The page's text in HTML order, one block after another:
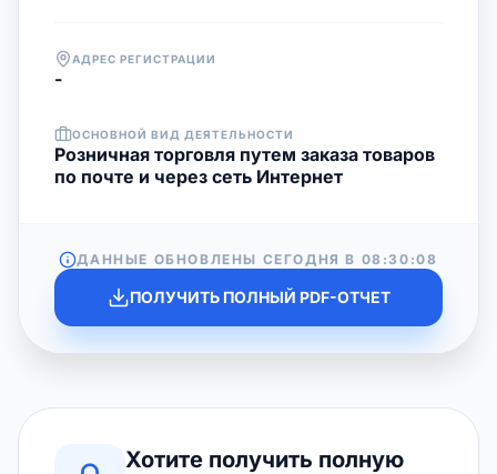
АДРЕС РЕГИСТРАЦИИ
-
ОСНОВНОЙ ВИД ДЕЯТЕЛЬНОСТИ
Розничная торговля путем заказа товаров
по почте и через сеть Интернет
ДАННЫЕ ОБНОВЛЕНЫ СЕГОДНЯ В 08:30:08
ПОЛУЧИТЬ ПОЛНЫЙ PDF-ОТЧЕТ
Хотите получить полную